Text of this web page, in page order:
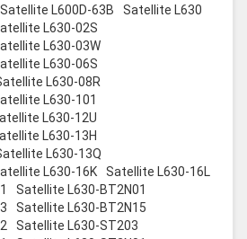
Satellite L600D-63B
Satellite L630
L630-02S
L630-03W
L630-06S
L630-08R
L630-101
L630-12U
L630-13H
L630-13Q
L630-16K
Satellite L630-16L
Satellite L630-BT2N01
Satellite L630-BT2N15
Satellite L630-ST203